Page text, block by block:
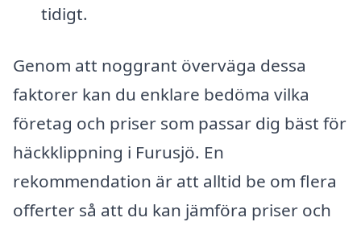
tidigt.
Genom att noggrant överväga dessa
faktorer kan du enklare bedöma vilka
företag och priser som passar dig bäst för
häckklippning i Furusjö. En
rekommendation är att alltid be om flera
offerter så att du kan jämföra priser och